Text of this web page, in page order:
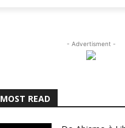
- Advertisment -
MOST READ